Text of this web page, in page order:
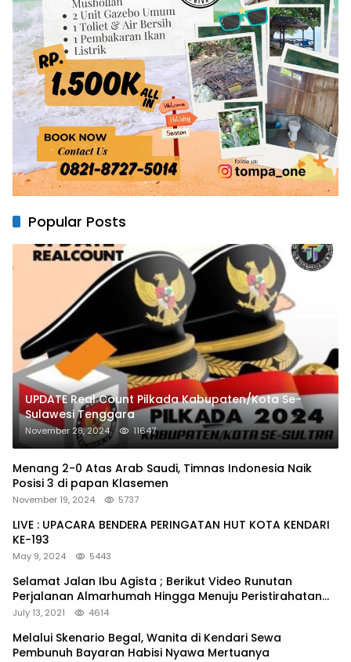
Popular Posts
UPDATE Real Count Pilkada Kabupaten/Kota Se-
Sulawesi Tenggara
November 28, 2024 11647
Menang 2-0 Atas Arab Saudi, Timnas Indonesia Naik
Posisi 3 di papan Klasemen
November 19, 2024 5737
LIVE : UPACARA BENDERA PERINGATAN HUT KOTA KENDARI
KE-193
May 9, 2024 5443
Selamat Jalan Ibu Agista ; Berikut Video Runutan
Perjalanan Almarhumah Hingga Menuju Peristirahatan
Terakhir
July 13, 2021 4614
Melalui Skenario Begal, Wanita di Kendari Sewa
Pembunuh Bayaran Habisi Nyawa Mertuanya